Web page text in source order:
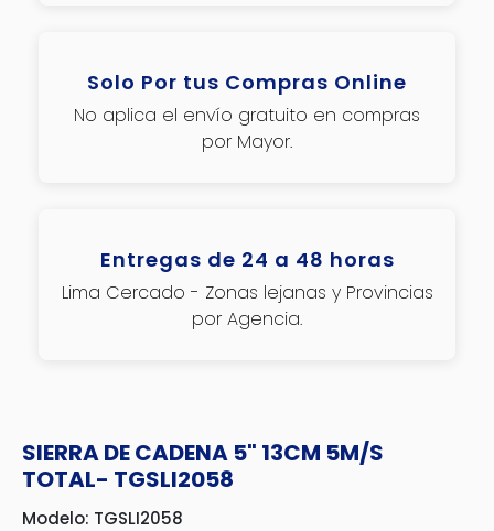
Solo Por tus Compras Online
No aplica el envío gratuito en compras
por Mayor.
Entregas de 24 a 48 horas
Lima Cercado - Zonas lejanas y Provincias
por Agencia.
SIERRA DE CADENA 5" 13CM 5M/S
TOTAL- TGSLI2058
Modelo: TGSLI2058